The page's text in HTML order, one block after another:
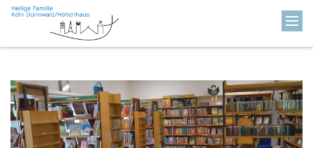
Zum Inhalt springen